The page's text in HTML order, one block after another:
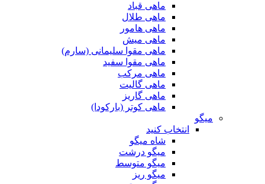
ماهی قباد
ماهی طلال
ماهی هامور
ماهی میش
ماهی مقوا سلیمانی (سارم)
ماهی مقوا سفید
ماهی مرکب
ماهی گالیت
ماهی گاریز
ماهی کوتر (بارکودا)
میگو
انتخاب کنید
شاه میگو
میگو درشت
میگو متوسط
میگو ریز